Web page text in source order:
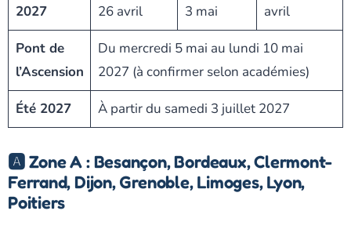
2027
26 avril
3 mai
avril
Pont de
l’Ascension
Du mercredi 5 mai au lundi 10 mai
2027 (à confirmer selon académies)
Été 2027 À partir du samedi 3 juillet 2027
🅰️ Zone A : Besançon, Bordeaux, Clermont-
Ferrand, Dijon, Grenoble, Limoges, Lyon,
Poitiers